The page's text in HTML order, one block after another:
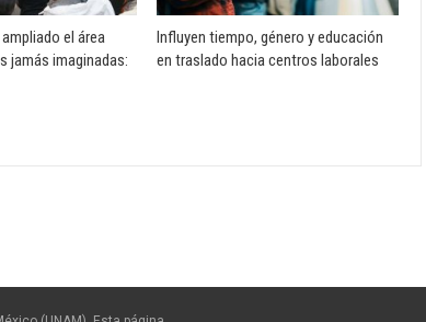
el área
jamás imaginadas:
Influyen tiempo, género y educación
en traslado hacia centros laborales